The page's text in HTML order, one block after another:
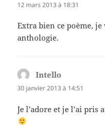
12 mars 2013 à 18:31
Extra bien ce poème,
anthologie.
Intello
30 janvier 2013 à 14:51
Je l’adore et je l’ai